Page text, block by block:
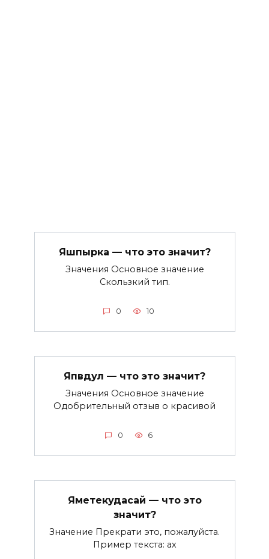
Яшпырка — что это значит?
Значения Основное значение
Скользкий тип.
0 10
Япвдул — что это значит?
Значения Основное значение
Одобрительный отзыв о красивой
0 6
Яметекудасай — что это
значит?
Значение Прекрати это, пожалуйста.
Пример текста: ах